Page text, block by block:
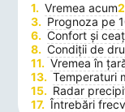
Vremea acum
Prognoza pe
Confort și
Condiții de
Vremea în
Temperaturi
Radar
Întrebări